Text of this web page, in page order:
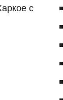
с